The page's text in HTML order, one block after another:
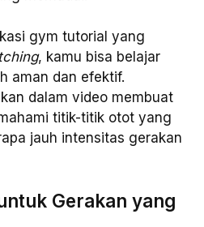
gym tutorial yang
, kamu bisa belajar
aman dan efektif.
dalam video membuat
titik-titik otot yang
jauh intensitas gerakan
Gerakan yang